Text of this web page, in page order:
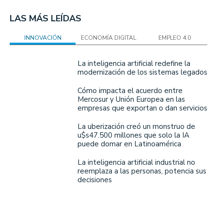
LAS MÁS LEÍDAS
INNOVACIÓN ECONOMÍA DIGITAL EMPLEO 4.0
La inteligencia artificial redefine la
modernización de los sistemas legados
Cómo impacta el acuerdo entre
Mercosur y Unión Europea en las
empresas que exportan o dan servicios
La uberización creó un monstruo de
u$s47.500 millones que solo la IA
puede domar en Latinoamérica
La inteligencia artificial industrial no
reemplaza a las personas, potencia sus
decisiones